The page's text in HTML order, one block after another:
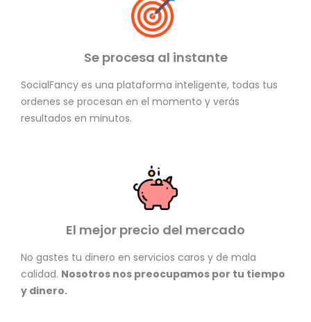
Se procesa al instante
SocialFancy es una plataforma inteligente, todas tus
ordenes se procesan en el momento y verás
resultados en minutos.
El mejor precio del mercado
No gastes tu dinero en servicios caros y de mala
calidad. Nosotros nos preocupamos por tu tiempo
y dinero.